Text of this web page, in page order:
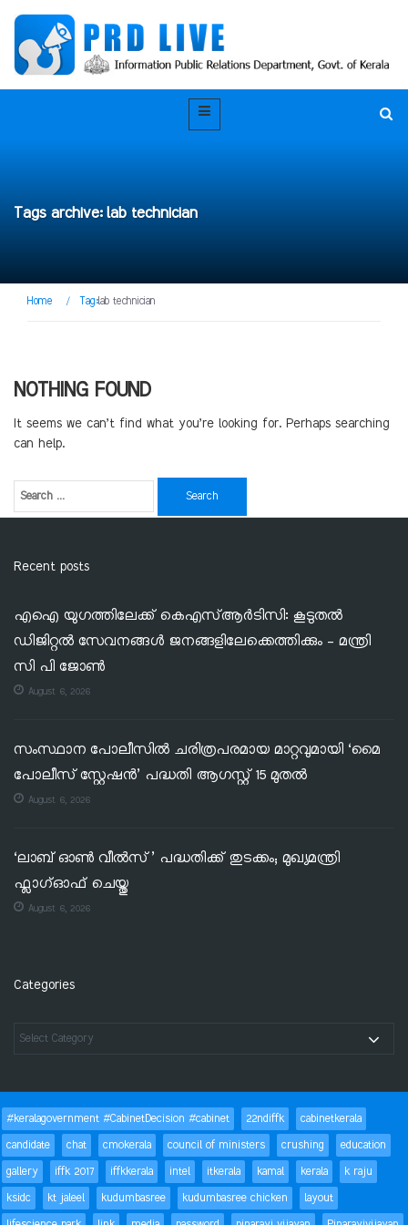
Tags archive: lab technician
Home / Tag:lab technician
NOTHING FOUND
It seems we can’t find what you’re looking for. Perhaps searching
can help.
Recent posts
എഐ യുഗത്തിലേക്ക് കെഎസ്ആർടിസി: കൂടുതൽ
ഡിജിറ്റൽ സേവനങ്ങൾ ജനങ്ങളിലേക്കെത്തിക്കും – മന്ത്രി
സി പി ജോൺ
August 6, 2026
സംസ്ഥാന പോലീസിൽ ചരിത്രപരമായ മാറ്റവുമായി ‘മൈ
പോലീസ് സ്റ്റേഷൻ’ പദ്ധതി ആഗസ്റ്റ് 15 മുതൽ
August 6, 2026
‘ലാബ് ഓൺ വീൽസ്’ പദ്ധതിക്ക് തുടക്കം; മുഖ്യമന്ത്രി
ഫ്ലാഗ്ഓഫ് ചെയ്തു
August 6, 2026
Categories
#keralagovernment #CabinetDecision #cabinet 22ndiffk
cabinetkerala
candidate
chat cmokerala council of ministers crushing
education
gallery
iffk 2017 iffkkerala intel itkerala kamal kerala
k raju
ksidc
kt jaleel kudumbasree kudumbasree chicken
layout